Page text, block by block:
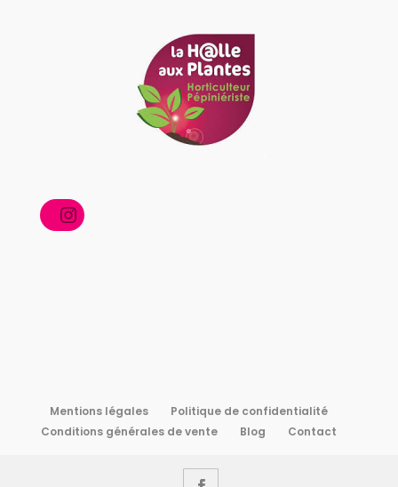
Instagram
Mentions légales
Politique de confidentialité
Conditions générales de vente
Blog Contact